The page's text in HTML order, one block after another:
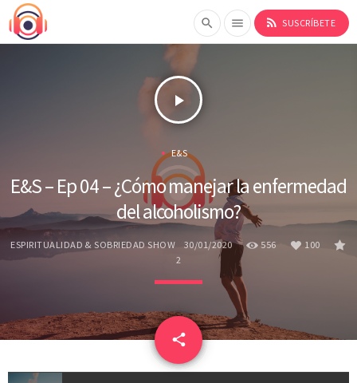
search menu rss_feed SUSCRÍBETE
play_arrow
E&S
E&S – Ep 04 – ¿Cómo manejar la enfermedad
del alcoholismo?
ESPIRITUALIDAD & SOBRIEDAD SHOW 30/01/2020 556
100
2
share
100
email